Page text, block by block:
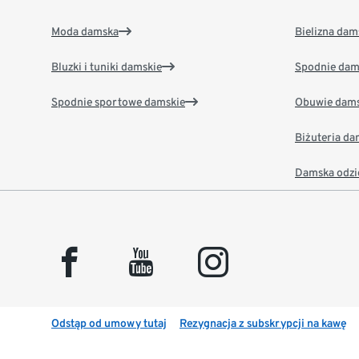
Moda damska
Bluzki i tuniki damskie
Spodnie sportowe damskie
Bielizna
Spodnie
Obuwie
Biżuteria
Damska
facebook youtube instagram
Odstąp od umowy tutaj Rezygnacja z subskrypcji na kawę